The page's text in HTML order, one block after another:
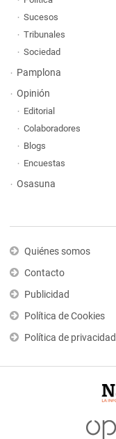
Sucesos
Tribunales
Sociedad
Pamplona
Opinión
Editorial
Colaboradores
Blogs
Encuestas
Osasuna
Quiénes somos
Contacto
Publicidad
Política de Cookies
Política de privacidad